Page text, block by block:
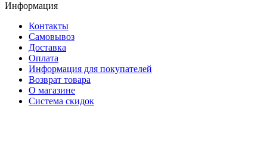
Информация
Контакты
Самовывоз
Доставка
Оплата
Информация для покупателей
Возврат товара
О магазине
Система скидок